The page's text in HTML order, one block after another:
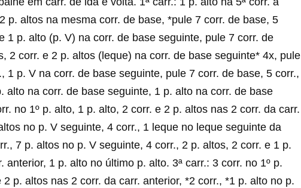
p. altos na mesma corr. de base, *pule 7 corr. de base, 5
1 p. alto (p. V) na corr. de base seguinte, pule 7 corr. de
2 corr. e 2 p. altos (leque) na corr. de base seguinte* 4x, pule
1 p. V na corr. de base seguinte, pule 7 corr. de base, 5 corr.,
alto na corr. de base seguinte, 1 p. alto na corr. de base
no 1º p. alto, 1 p. alto, 2 corr. e 2 p. altos nas 2 corr. da carr.
no p. V seguinte, 4 corr., 1 leque no leque seguinte da
7 p. altos no p. V seguinte, 4 corr., 2 p. altos, 2 corr. e 1 p.
anterior, 1 p. alto no último p. alto. 3ª carr.: 3 corr. no 1º p.
p. altos nas 2 corr. da carr. anterior, *2 corr., *1 p. alto no p.